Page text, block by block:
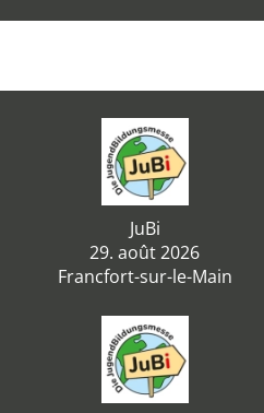
JuBi
29. août 2026
Francfort-sur-le-Main